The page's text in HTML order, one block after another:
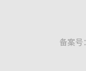
备案号：